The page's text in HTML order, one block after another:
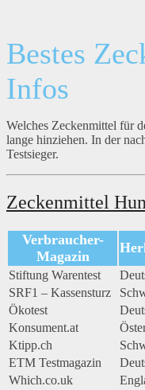
Bestes
Infos
Welches Zeckenmittel für
lange hinziehen. In der
Testsieger.
Zeckenmittel
Verbraucher-
Magazin
Stiftung Warentest
SRF1 – Kassensturz
Ökotest
Konsument.at
Ktipp.ch
ETM Testmagazin
Which.co.uk